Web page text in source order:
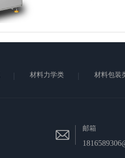
材料力学类 材料包装
邮箱